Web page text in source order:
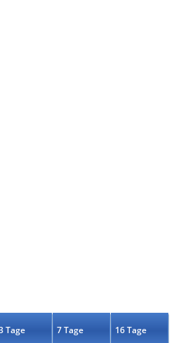
Tage 7 Tage 16 Tage